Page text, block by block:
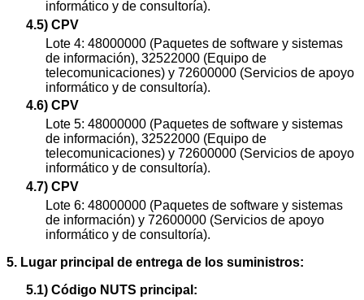
informático y de consultoría).
4.5) CPV
Lote 4: 48000000 (Paquetes de software y sistemas
de información), 32522000 (Equipo de
telecomunicaciones) y 72600000 (Servicios de apoyo
informático y de consultoría).
4.6) CPV
Lote 5: 48000000 (Paquetes de software y sistemas
de información), 32522000 (Equipo de
telecomunicaciones) y 72600000 (Servicios de apoyo
informático y de consultoría).
4.7) CPV
Lote 6: 48000000 (Paquetes de software y sistemas
de información) y 72600000 (Servicios de apoyo
informático y de consultoría).
5. Lugar principal de entrega de los suministros:
5.1) Código NUTS principal: